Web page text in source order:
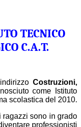
TECNICO
C.A.T.
Costruzioni,
come Istituto
scolastica del 2010.
ragazzi sono in grado
professionisti